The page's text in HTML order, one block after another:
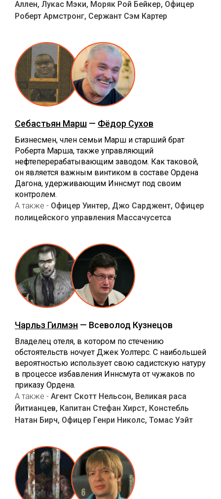
Аллен, Лукас Мэки, Моряк Рой Бейкер, Офицер
Роберт Армстронг, Сержант Сэм Картер
Себастьян Марш — Фёдор Сухов
Бизнесмен, член семьи Марш и старший брат
Роберта Марша, также управляющий
нефтеперерабатывающим заводом. Как таковой,
он является важным винтиком в составе Ордена
Дагона, удерживающим Иннсмут под своим
контролем.
А также - Офицер Уинтер, Джо Сарджент, Офицер
полицейского управления Массачусетса
Чарльз Гилмэн — Всеволод Кузнецов
Владелец отеля, в котором по стечению
обстоятельств ночует Джек Уолтерс. С наибольшей
вероятностью использует свою садистскую натуру
в процессе избавления Иннсмута от чужаков по
приказу Ордена.
А также - Агент Скотт Нельсон, Великая раса
Йитианцев, Капитан Стефан Хирст, Констебль
Натан Бирч, Офицер Генри Николс, Томас Уэйт